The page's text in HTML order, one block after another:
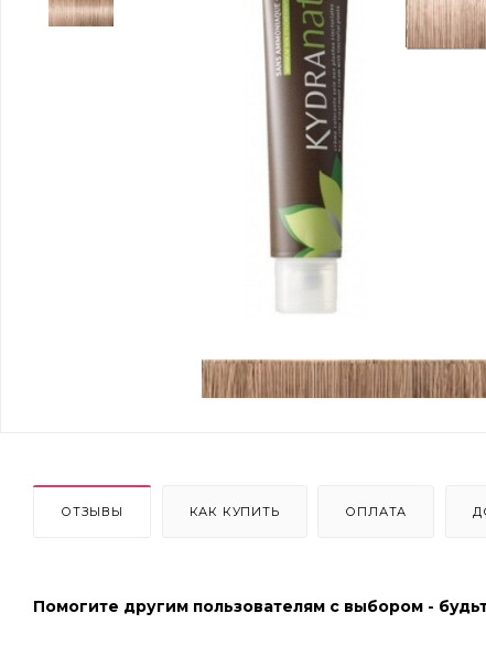
ОТЗЫВЫ КАК КУПИТЬ ОПЛАТА
Помогите другим пользователям с выбором -